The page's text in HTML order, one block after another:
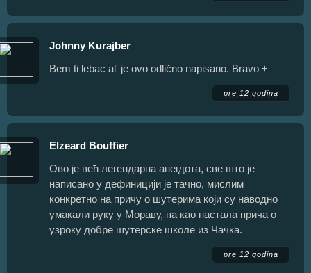
Johnny Kurajber
Bem ti lebac al' je ovo odlično napisano. Bravo +
pre 12 godina
Elzeard Bouffier
Ово је већ легендарна анегдота, све што је
написано у дефиницији је тачно, мислим
конкретно на причу о шутерима који су наводно
умакали руку у Мораву, па као настала прича о
узроку добре шутерске школе из Чачка.
pre 12 godina